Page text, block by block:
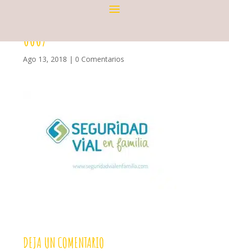
0007
Ago 13, 2018 | 0 Comentarios
DEJA UN COMENTARIO